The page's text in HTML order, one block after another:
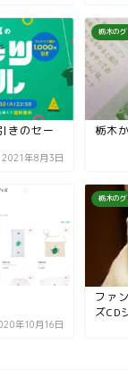
きのセー
2021年8月3日
栃木の
栃木
年10月16日
栃木の
ファ
ズCD